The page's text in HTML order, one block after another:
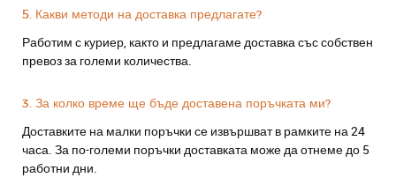
5. Какви методи на доставка предлагате?
Работим с куриер, както и предлагаме доставка със собствен
превоз за големи количества.
3. За колко време ще бъде доставена поръчката ми?
Доставките на малки поръчки се извършват в рамките на 24
часа. За по-големи поръчки доставката може да отнеме до 5
работни дни.